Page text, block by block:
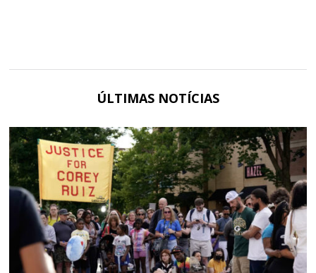
ÚLTIMAS NOTÍCIAS